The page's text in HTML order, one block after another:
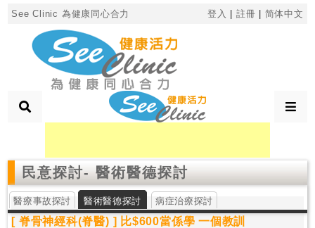
See Clinic 為健康同心合力 登入 註冊 简体中文
診
所
搜
尋
診
×
民意探討- 醫術醫德探討
醫療事故探討 醫術醫德探討 病症治療探討
[ 脊骨神經科(脊醫) ] 比$600當係學 一個教訓